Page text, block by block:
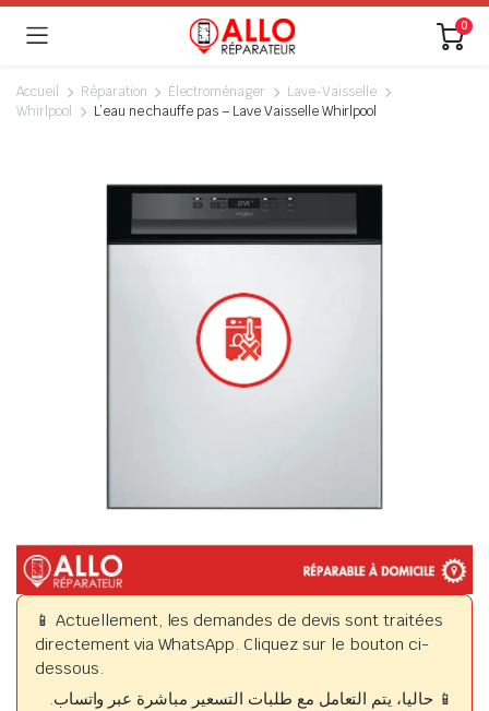
0
Accueil Réparation Électroménager
Lave-Vaisselle
Whirlpool
L’eau ne chauffe pas – Lave Vaisselle Whirlpool
📱 Actuellement, les demandes de devis sont traitées
directement via WhatsApp. Cliquez sur le bouton ci-
dessous.
📱 حاليا، يتم التعامل مع طلبات التسعير مباشرة عبر واتساب.